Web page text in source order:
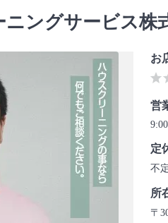
ニングサービス株
お
営
定
不
所
〒